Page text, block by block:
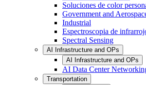
Soluciones de color
Government and
Industrial
Espectroscopia de
Spectral Sensing
AI Infrastructure and OPs
AI Infrastructure and OPs
AI Data Center
Transportation